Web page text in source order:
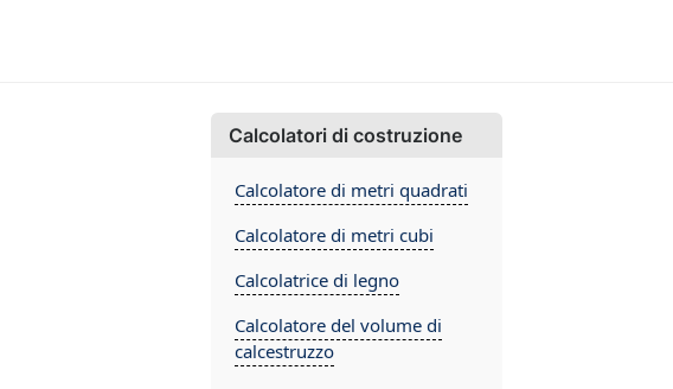
Calcolatori di costruzione
Calcolatore di metri quadrati
Calcolatore di metri cubi
Calcolatrice di legno
Calcolatore del volume di
calcestruzzo